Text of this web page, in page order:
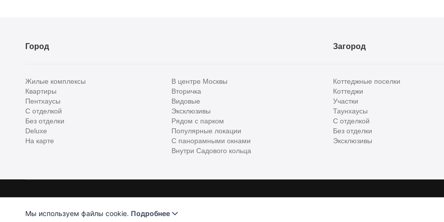
Город
Жилые комплексы
Квартиры
Пентхаусы
С отделкой
Без отделки
Deluxe
На карте
В центре Москвы
Вторичка
Видовые
Эксклюзивы
Рядом с парком
Популярные локации
С панорамными окнами
Внутри Садового кольца
Загород
Коттеджные поселки
Коттеджи
Участки
Таунхаусы
С отделкой
Без отделки
Эксклюзивы
Хантер. Оплачивая услуги, вы принимаете
Лицензионное соглашение
Мы используем файлы cookie. Подробнее